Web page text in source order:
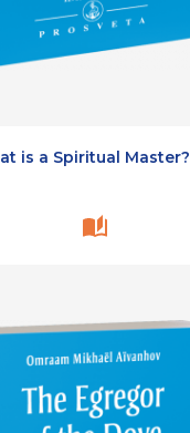
is a Spiritual Master?